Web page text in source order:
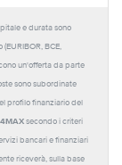
e durata sono
BCE,
un'offerta da parte
sono subordinate
profilo finanziario del
secondo i criteri
bancari e finanziari
riceverà, sulla base